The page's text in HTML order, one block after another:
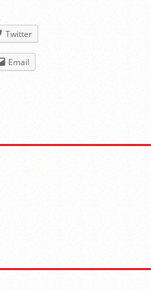
Twitter
Email